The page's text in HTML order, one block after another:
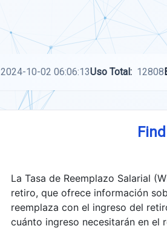
2024-10-02 06:06:13Uso Total: 12808
La Tasa de Reemplazo Salarial
retiro, que ofrece información
reemplaza con el ingreso del
cuánto ingreso necesitarán en el